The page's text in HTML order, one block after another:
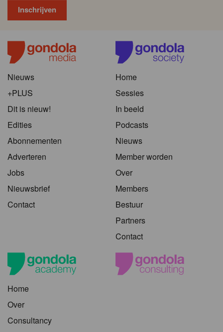
Nieuws
+PLUS
Dit is nieuw!
Edities
Abonnementen
Adverteren
Jobs
Nieuwsbrief
Contact
Home
Sessies
In beeld
Podcasts
Nieuws
Member worden
Over
Members
Bestuur
Partners
Contact
Home
Over
Consultancy